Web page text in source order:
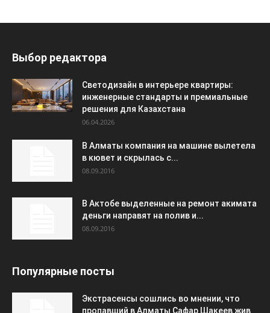
Выбор редактора
Светодизайн в интерьере квартиры:
инженерные стандарты и премиальные
решения для Казахстана
06.04.2026
В Алматы компания на машине вылетела
в кювет и скрылась с...
08.09.2016
В Актобе выделенные на ремонт акимата
деньги направят на полив и...
08.09.2016
Популярные посты
Экстрасенсы сошлись во мнении, что
пропавший в Алматы Сафар Шакеев жив